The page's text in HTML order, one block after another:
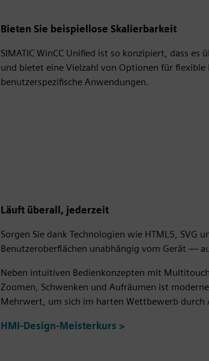
Bieten Sie beispiellose Skalierbarkeit
SIMATIC WinCC Unified ist so konzipiert, dass
und bietet eine Vielzahl von Optionen für
benutzerspezifische Anwendungen.
Läuft überall, jederzeit
Sorgen Sie dank Technologien wie HTML5, SVG
Benutzeroberflächen unabhängig vom Gerät —
Neben intuitiven Bedienkonzepten mit
Zoomen, Schwenken und Aufräumen ist
Mehrwert, um sich im harten Wettbewerb durch
HMI-Design-Meisterkurs >